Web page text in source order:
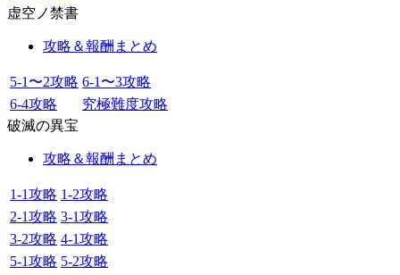
虚空ノ禁書
攻略＆報酬まとめ
5-1〜2攻略 6-1〜3攻略
6-4攻略
究極難度攻略
破滅の異宝
攻略＆報酬まとめ
1-1攻略 1-2攻略
2-1攻略 3-1攻略
3-2攻略 4-1攻略
5-1攻略 5-2攻略